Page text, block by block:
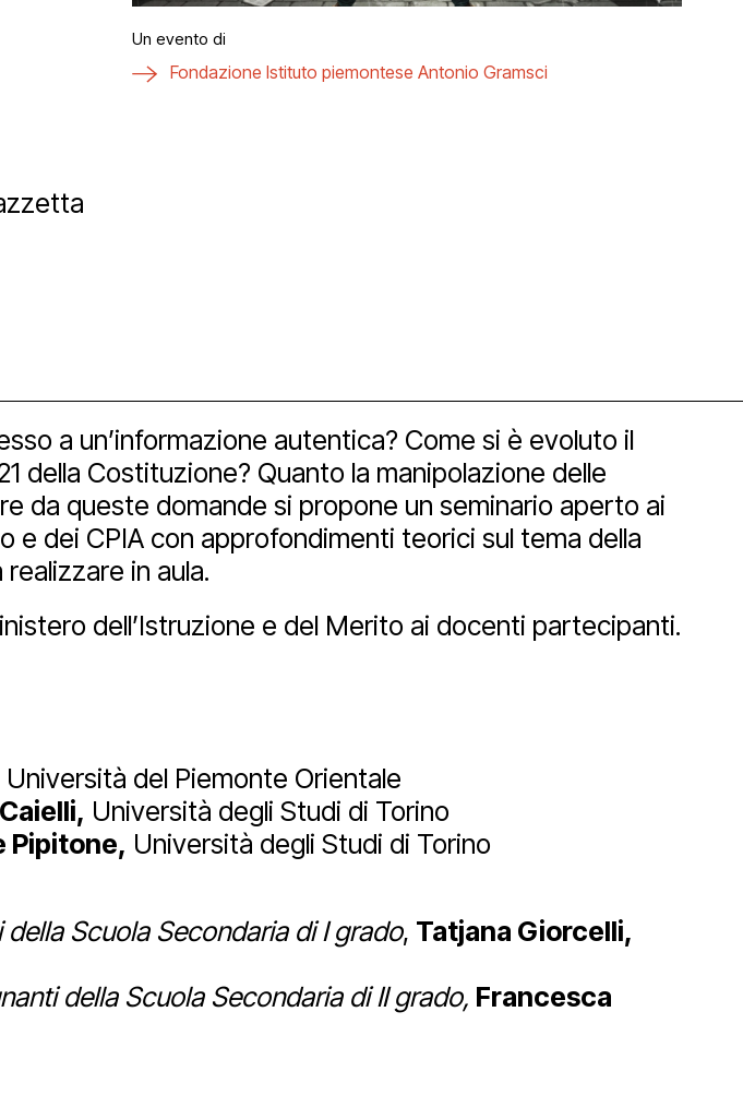
Un evento di
Fondazione Istituto piemontese Antonio Gramsci
a un’informazione autentica? Come si è evoluto il
della Costituzione? Quanto la manipolazione delle
da queste domande si propone un seminario aperto ai
dei CPIA con approfondimenti teorici sul tema della
in aula.
dell’Istruzione e del Merito ai docenti partecipanti.
Università del Piemonte Orientale
Università degli Studi di Torino
Pipitone, Università degli Studi di Torino
Scuola Secondaria di I grado, Tatjana Giorcelli,
della Scuola Secondaria di II grado, Francesca